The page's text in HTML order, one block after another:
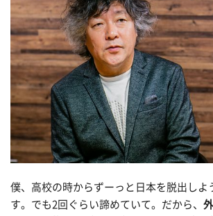
僕、高校の時からずーっと日本を脱出しよ
す。でも2回ぐらい諦めていて。だから、